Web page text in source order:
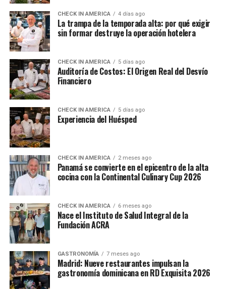
CHECK IN AMERICA 4 días ago
La trampa de la temporada alta: por qué exigir
sin formar destruye la operación hotelera
CHECK IN AMERICA 5 días ago
Auditoría de Costos: El Origen Real del Desvío
Financiero
CHECK IN AMERICA 5 días ago
Experiencia del Huésped
CHECK IN AMERICA 2 meses ago
Panamá se convierte en el epicentro de la alta
cocina con la Continental Culinary Cup 2026
CHECK IN AMERICA 6 meses ago
Nace el Instituto de Salud Integral de la
Fundación ACRA
GASTRONOMÍA 7 meses ago
Madrid: Nueve restaurantes impulsan la
gastronomía dominicana en RD Exquisita 2026